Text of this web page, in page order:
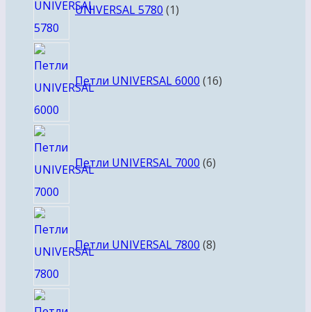
UNIVERSAL 5780 1товар
Петли UNIVERSAL 6000 16товаров
Петли UNIVERSAL 7000 6товаров
Петли UNIVERSAL 7800 8товаров